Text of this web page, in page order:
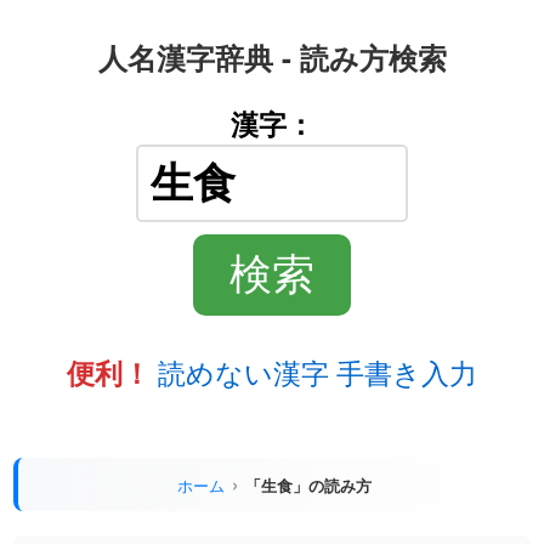
人名漢字辞典 - 読み方検索
漢字：
便利！ 読めない漢字 手書き入力
ホーム 「生食」の読み方